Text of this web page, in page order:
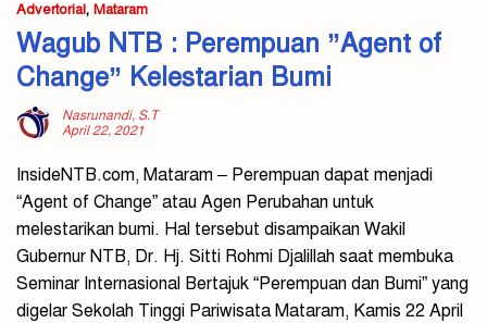
Advertorial, Mataram
Wagub NTB : Perempuan ”Agent of
Change” Kelestarian Bumi
Nasrunandi, S.T
April 22, 2021
InsideNTB.com, Mataram – Perempuan dapat menjadi
“Agent of Change” atau Agen Perubahan untuk
melestarikan bumi. Hal tersebut disampaikan Wakil
Gubernur NTB, Dr. Hj. Sitti Rohmi Djalillah saat membuka
Seminar Internasional Bertajuk “Perempuan dan Bumi” yang
digelar Sekolah Tinggi Pariwisata Mataram, Kamis 22 April